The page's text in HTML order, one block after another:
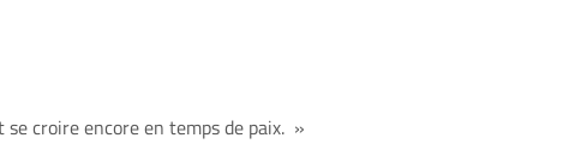
croire encore en temps de paix. »